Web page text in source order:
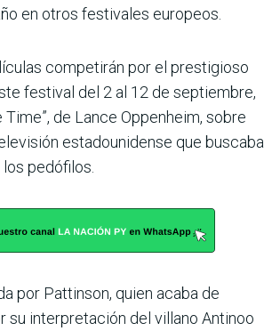
en otros festivales europeos.
competirán por el prestigioso
festival del 2 al 12 de septiembre,
Time”, de Lance Oppenheim, sobre
estadounidense que buscaba
pedófilos.
por Pattinson, quien acaba de
su interpretación del villano Antinoo